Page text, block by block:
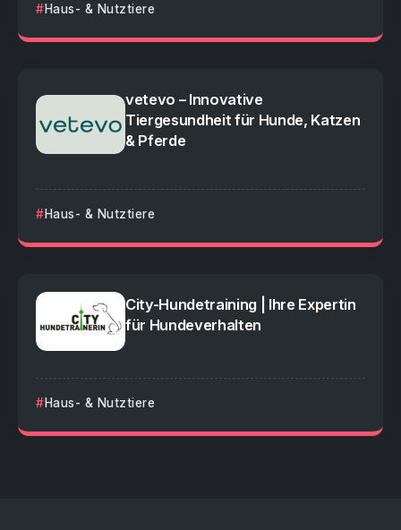
Haus- & Nutztiere
vetevo – Innovative
Tiergesundheit für Hunde, Katzen
& Pferde
Haus- & Nutztiere
City-Hundetraining | Ihre Expertin
für Hundeverhalten
Haus- & Nutztiere